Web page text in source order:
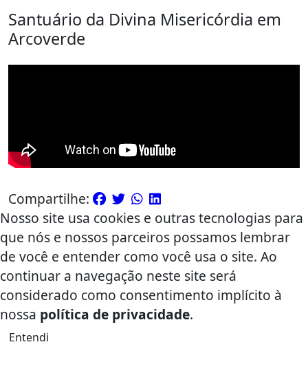
Santuário da Divina Misericórdia em
Arcoverde
Compartilhe:
Nosso site usa cookies e outras tecnologias para
que nós e nossos parceiros possamos lembrar
de você e entender como você usa o site. Ao
continuar a navegação neste site será
considerado como consentimento implícito à
nossa política de privacidade.
Entendi